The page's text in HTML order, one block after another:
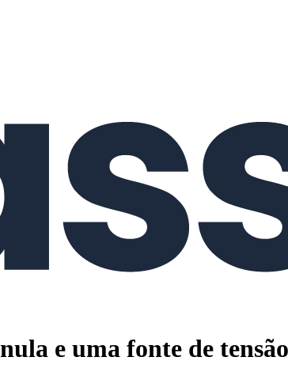
e uma fonte de